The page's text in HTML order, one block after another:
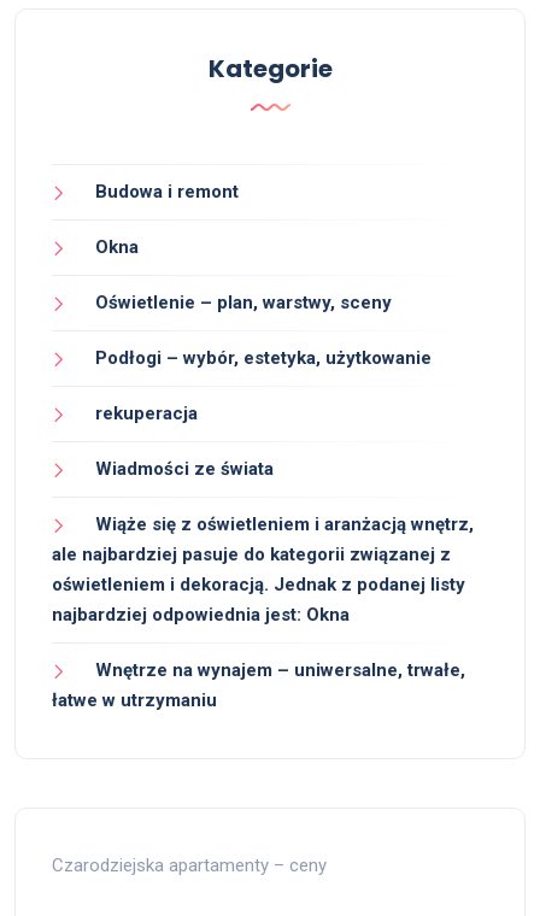
Kategorie
Budowa i remont
Okna
Oświetlenie – plan, warstwy, sceny
Podłogi – wybór, estetyka, użytkowanie
rekuperacja
Wiadmości ze świata
Wiąże się z oświetleniem i aranżacją wnętrz,
ale najbardziej pasuje do kategorii związanej z
oświetleniem i dekoracją. Jednak z podanej listy
najbardziej odpowiednia jest: Okna
Wnętrze na wynajem – uniwersalne, trwałe,
łatwe w utrzymaniu
Czarodziejska apartamenty – ceny